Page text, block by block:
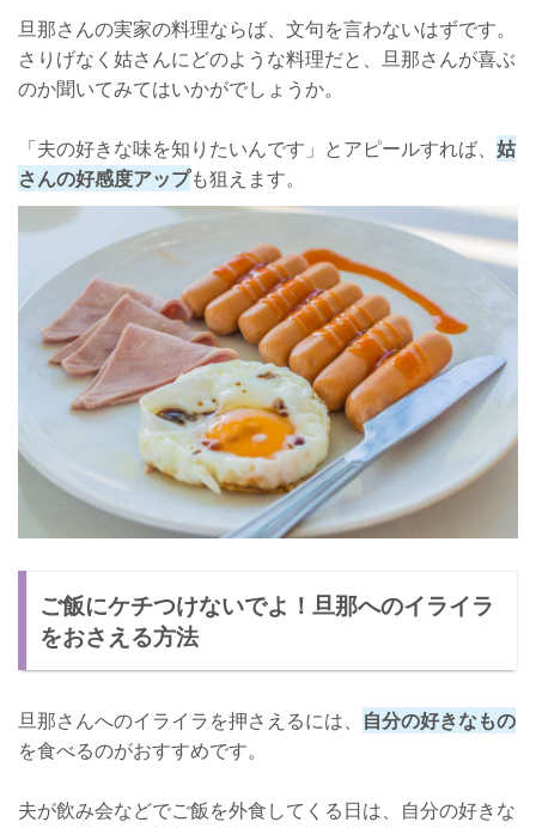
旦那さんの実家の料理ならば、文句を言わないはずです。
さりげなく姑さんにどのような料理だと、旦那さんが喜ぶ
のか聞いてみてはいかがでしょうか。
「夫の好きな味を知りたいんです」とアピールすれば、 姑
さんの好感度アップも狙えます。
ご飯にケチつけないでよ！旦那へのイライラ
をおさえる方法
旦那さんへのイライラを押さえるには、 自分の好きなもの
を食べるのがおすすめです。
夫が飲み会などでご飯を外食してくる日は、自分の好きな